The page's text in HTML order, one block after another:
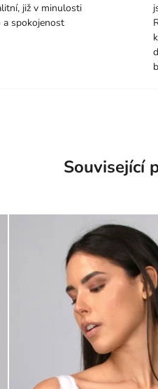
již v minulosti
a spokojenost
Související